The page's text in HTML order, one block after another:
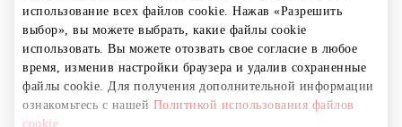
использование всех файлов cookie. Нажав «Разрешить
выбор», вы можете выбрать, какие файлы cookie
использовать. Вы можете отозвать свое согласие в любое
время, изменив настройки браузера и удалив сохраненные
файлы cookie. Для получения дополнительной информации
ознакомьтесь с нашей Политикой использования файлов
cookie